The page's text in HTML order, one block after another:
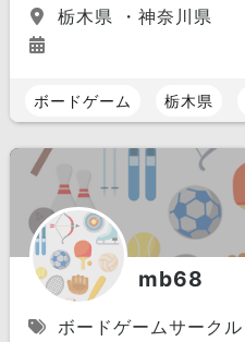
栃木県 ・神奈川県
ボードゲーム 栃木県
mb68
ボードゲームサークル